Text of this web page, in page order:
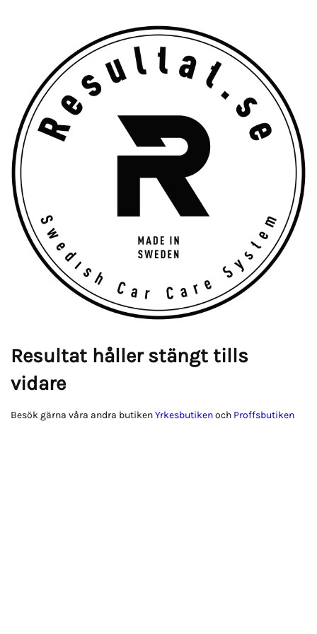
Resultat håller stängt tills
vidare
Besök gärna våra andra butikenYrkesbutikenoch Proffsbutiken